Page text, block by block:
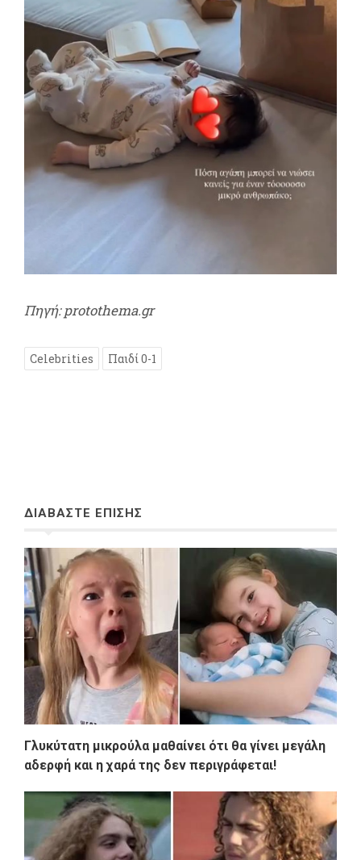
Πηγή: protothema.gr
Celebrities Παιδί 0-1
ΔΙΑΒΑΣΤΕ ΕΠΙΣΗΣ
Γλυκύτατη μικρούλα μαθαίνει ότι θα γίνει μεγάλη
αδερφή και η χαρά της δεν περιγράφεται!